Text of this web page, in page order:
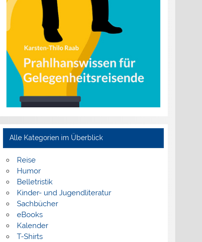
Alle Kategorien im Überblick
Reise
Humor
Belletristik
Kinder- und Jugendliteratur
Sachbücher
eBooks
Kalender
T-Shirts